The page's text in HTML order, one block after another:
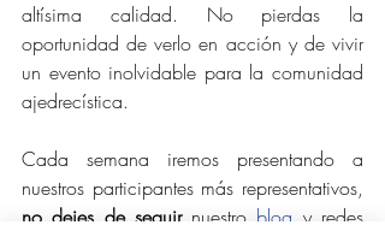
altísima calidad. No pierdas la
oportunidad de verlo en acción y de vivir
un evento inolvidable para la comunidad
ajedrecística.
Cada semana iremos presentando a
no dejes de seguir nuestro blog y redes